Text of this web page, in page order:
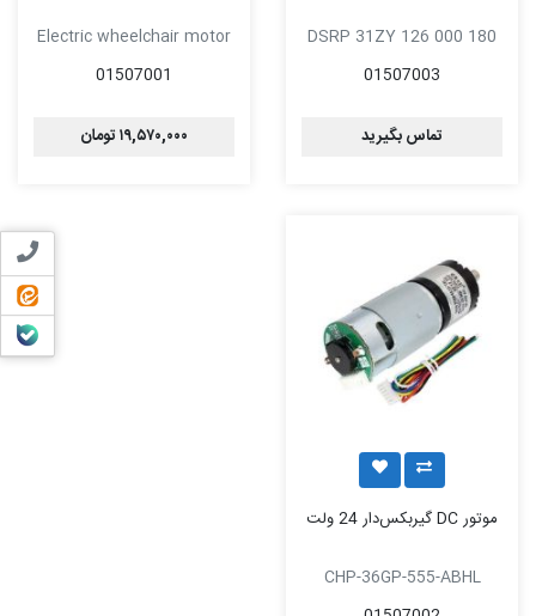
تماس
ایتا
بله
DSRP 31ZY 126 000 180
01507003
تماس بگیرید
Electric wheelchair motor
01507001
۱۹,۵۷۰,۰۰۰ تومان
موتور DC گیربکس‌دار 24 ولت
CHP-36GP-555-ABHL